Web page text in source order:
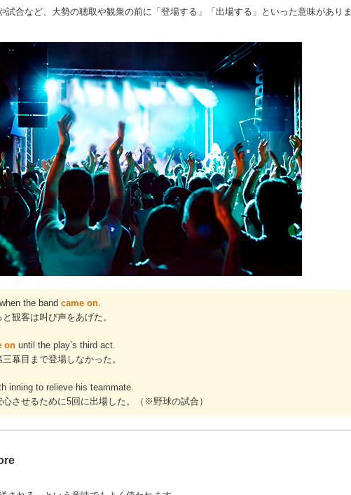
試合など、大勢の聴取や観衆の前に「登場する」「出場する」といった意味がありま
the band came on.
観客は叫び声をあげた。
onuntil the play’s third act.
幕目まで登場しなかった。
inning to relieve his teammate.
させるために5回に出場した。（※野球の試合）